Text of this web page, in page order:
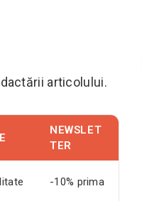
articolului.
NEWSLET
TER
-10% prima